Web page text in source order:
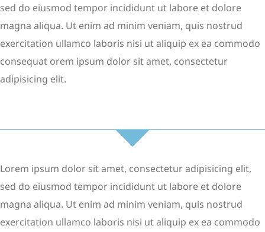
sed do eiusmod tempor incididunt ut labore et dolore
magna aliqua. Ut enim ad minim veniam, quis nostrud
exercitation ullamco laboris nisi ut aliquip ex ea commodo
consequat orem ipsum dolor sit amet, consectetur
adipisicing elit.
Lorem ipsum dolor sit amet, consectetur adipisicing elit,
sed do eiusmod tempor incididunt ut labore et dolore
magna aliqua. Ut enim ad minim veniam, quis nostrud
exercitation ullamco laboris nisi ut aliquip ex ea commodo